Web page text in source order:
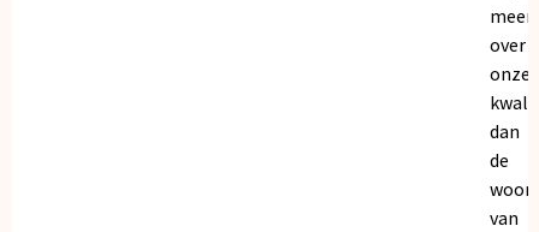
meer
over
onze
dan
de
van